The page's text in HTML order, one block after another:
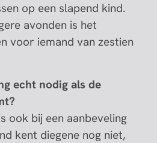
op een slapend kind.
avonden is het
voor iemand van zestien
echt nodig als de
ook bij een aanbeveling
kent diegene nog niet,